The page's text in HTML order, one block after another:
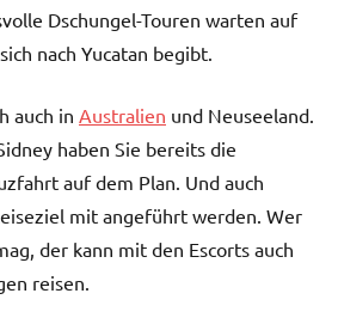
Dschungel-Touren warten auf
nach Yucatan begibt.
auch in Australien und Neuseeland.
haben Sie bereits die
auf dem Plan. Und auch
mit angeführt werden. Wer
der kann mit den Escorts auch
reisen.